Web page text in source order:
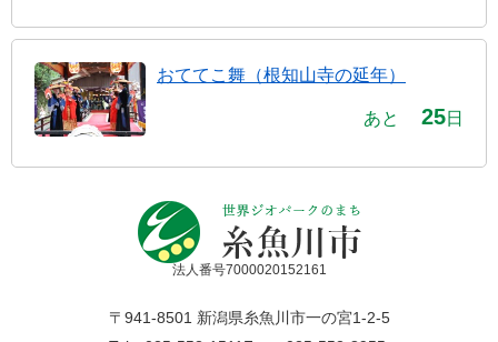
おててこ舞（根知山寺の延年）
あと 25日
法人番号7000020152161
〒941-8501 新潟県糸魚川市一の宮1-2-5